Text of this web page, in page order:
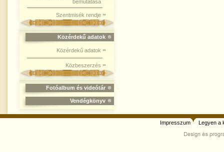
bemutatása
Szentmisék rendje
Közérdekű adatok
Közérdekű adatok
Közbeszerzés
Fotóalbum és videótár
Vendégkönyv
Impresszum Legyen a